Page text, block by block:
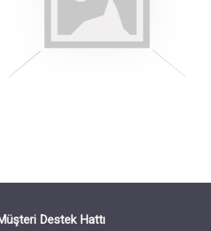
Destek Hattı